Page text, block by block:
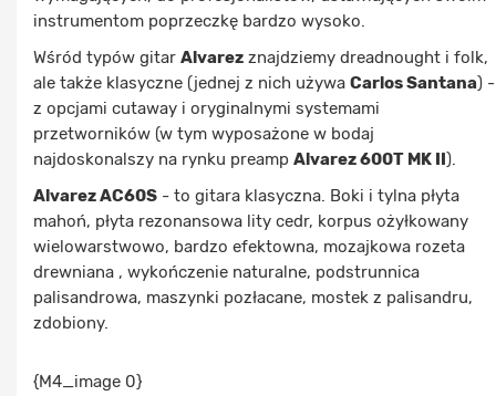
instrumentom poprzeczkę bardzo wysoko.
Wśród typów gitar Alvarez znajdziemy dreadnought i folk,
ale także klasyczne (jednej z nich używa Carlos Santana) -
z opcjami cutaway i oryginalnymi systemami
przetworników (w tym wyposażone w bodaj
najdoskonalszy na rynku preamp Alvarez 600T MK II).
Alvarez AC60S - to gitara klasyczna. Boki i tylna płyta
mahoń, płyta rezonansowa lity cedr, korpus ożyłkowany
wielowarstwowo, bardzo efektowna, mozajkowa rozeta
drewniana , wykończenie naturalne, podstrunnica
palisandrowa, maszynki pozłacane, mostek z palisandru,
zdobiony.
{M4_image 0}